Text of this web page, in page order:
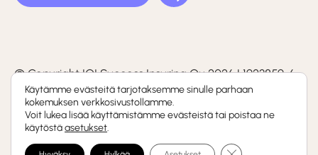
(F)
© Copyright IQI Success Insuring Oy 2026 | 1923859-6
Tietosuojaseloste
Whistleblowing-kanava
Käytämme evästeitä tarjotaksemme sinulle parhaan
kokemuksen verkkosivustollamme.
Voit lukea lisää käyttämistämme evästeistä tai poistaa ne
käytöstäasetukset.
Sulje evästebanneri